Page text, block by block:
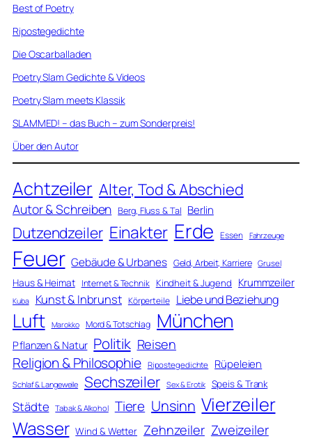
Best of Poetry
Ripostegedichte
Die Oscarballaden
Poetry Slam Gedichte & Videos
Poetry Slam meets Klassik
SLAMMED! – das Buch – zum Sonderpreis!
Über den Autor
Achtzeiler Alter, Tod & Abschied
Autor & Schreiben Berg, Fluss & Tal Berlin
Dutzendzeiler Einakter Erde Essen Fahrzeuge
Feuer Gebäude & Urbanes Geld, Arbeit, Karriere Grusel
Haus & Heimat Internet & Technik Kindheit & Jugend Krummzeiler
Kuba Kunst & Inbrunst Körperteile Liebe und Beziehung
Luft Marokko Mord & Totschlag München
Pflanzen & Natur Politik Reisen
Religion & Philosophie Ripostegedichte Rüpeleien
Schlaf & Langeweile Sechszeiler Sex & Erotik Speis & Trank
Städte Tabak & Alkohol Tiere Unsinn Vierzeiler
Wasser Wind & Wetter Zehnzeiler Zweizeiler